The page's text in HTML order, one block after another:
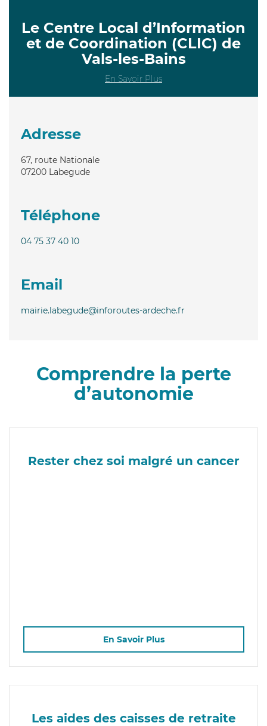
Le Centre Local d’Information
et de Coordination (CLIC) de
Vals-les-Bains
En Savoir Plus
Adresse
67, route Nationale
07200 Labegude
Téléphone
04 75 37 40 10
Email
mairie.labegude@inforoutes-ardeche.fr
Comprendre la perte
d’autonomie
Rester chez soi malgré un cancer
En Savoir Plus
Les aides des caisses de retraite